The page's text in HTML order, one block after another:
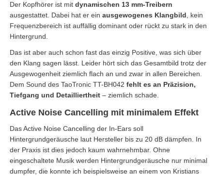
Der Kopfhörer ist mit dynamischen 13 mm-Treibern
ausgestattet. Dabei hat er ein ausgewogenes Klangbild , kein
Frequenzbereich ist auffällig dominant oder rückt zu stark in den
Hintergrund.
Das ist aber auch schon fast das einzig Positive, was sich über
den Klang sagen lässt. Leider hört sich das Gesamtbild trotz der
Ausgewogenheit ziemlich flach an und zwar in allen Bereichen.
Dem Sound des TaoTronic TT-BH042 fehlt es an Präzision,
Tiefgang und De­tail­liert­heit – ziemlich schade.
Active Noise Cancelling mit minimalem Effekt
Das Active Noise Cancelling der In-Ears soll
Hintergrundgeräusche laut Hersteller bis zu 20 dB dämpfen. In
der Praxis ist dies jedoch kaum wahrnehmbar. Ohne
eingeschaltete Musik werden Hintergrundgeräusche nur minimal
dumpfer, die konnte ich beispielsweise an einem von Kristians